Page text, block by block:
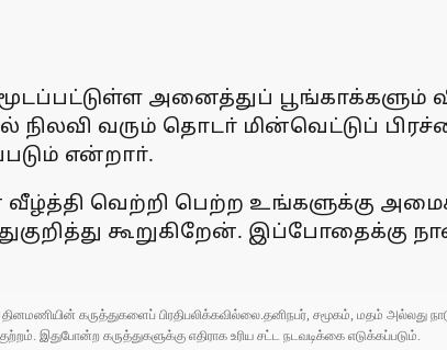
மூடப்பட்டுள்ள அனைத்துப்
நிலவி வரும் தொடா் மின்வெட்டுப்
என்றாா்.
வீழ்த்தி வெற்றி பெற்ற உங்களுக்கு
கூறுகிறேன். இப்போதைக்கு
கருத்துகளைப் பிரதிபலிக்கவில்லை.தனிநபர், சமூகம், மதம் அல்லது
இதுபோன்ற கருத்துகளுக்கு எதிராக உரிய சட்ட நடவடிக்கை எடுக்கப்படும்.